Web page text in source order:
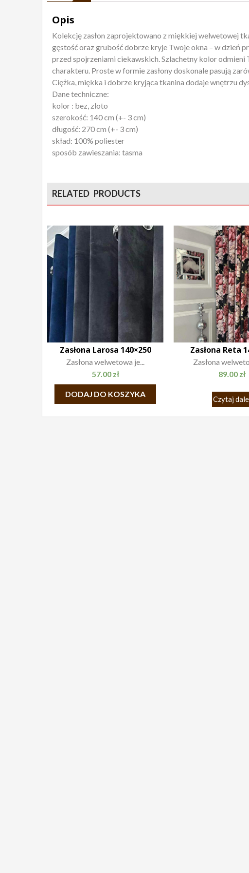
Opis
Kolekcję zasłon zaprojektowano z miękkiej welwetowej
gęstość oraz grubość dobrze kryje Twoje okna – w dzień
przed spojrzeniami ciekawskich. Szlachetny kolor odmieni
charakteru. Proste w formie zasłony doskonale pasują
Ciężka, miękka i dobrze kryjąca tkanina dodaje wnętrzu
Dane techniczne:
kolor : bez, zloto
szerokość: 140 cm (+- 3 cm)
długość: 270 cm (+- 3 cm)
skład: 100% poliester
sposób zawieszania: tasma
RELATED PRODUCTS
Zasłona Larosa 140×250
Zasłona welwetowa je...
57.00 zł
DODAJ DO KOSZYKA
Zasłona Reta
Zasłona
89.00 zł
Czytaj